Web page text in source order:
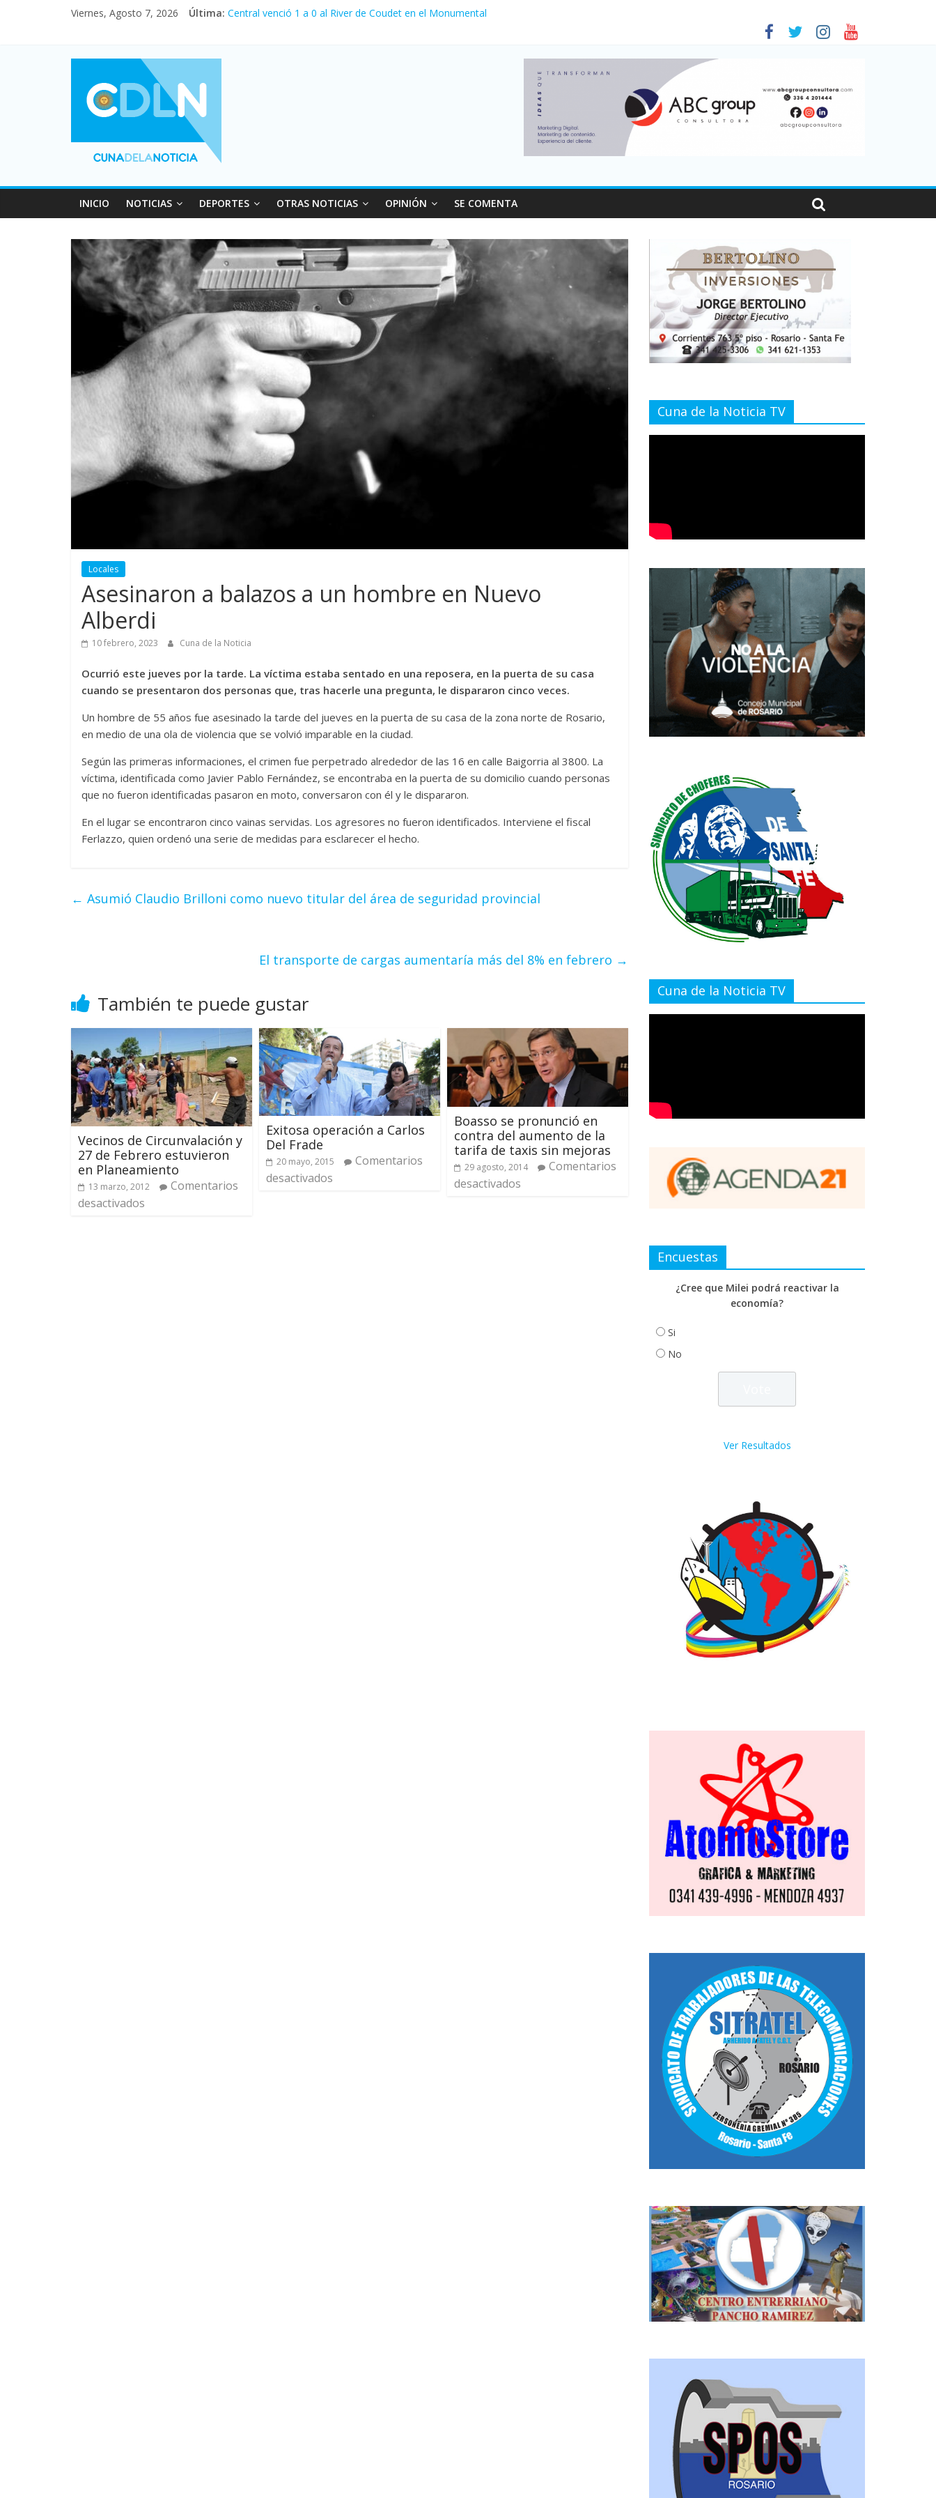
Viernes, Agosto 7, 2026 Última: Fuerte caída de la venta de autos usados en julio: bajó un 12,6% interanual
Desde que asumió Milei cerraron 41.000 kioscos: el sector denuncia crisis como en 2001
Vacaciones de invierno con más movimiento y consumo turístico: 4,6 millones de personas viajaron por el país, un 5,9% más que en 2025
INICIO NOTICIAS DEPORTES OTRAS NOTICIAS OPINIÓN SE COMENTA
Locales
Asesinaron a balazos a un hombre en Nuevo
Alberdi
10 febrero, 2023 Cuna de la Noticia
Ocurrió este jueves por la tarde. La víctima estaba sentado en una reposera, en la puerta de su casa
cuando se presentaron dos personas que, tras hacerle una pregunta, le dispararon cinco veces.
Un hombre de 55 años fue asesinado la tarde del jueves en la puerta de su casa de la zona norte de Rosario,
en medio de una ola de violencia que se volvió imparable en la ciudad.
Según las primeras informaciones, el crimen fue perpetrado alrededor de las 16 en calle Baigorria al 3800. La
víctima, identificada como Javier Pablo Fernández, se encontraba en la puerta de su domicilio cuando personas
que no fueron identificadas pasaron en moto, conversaron con él y le dispararon.
En el lugar se encontraron cinco vainas servidas. Los agresores no fueron identificados. Interviene el fiscal
Ferlazzo, quien ordenó una serie de medidas para esclarecer el hecho.
← Asumió Claudio Brilloni como nuevo titular del área de seguridad provincial
El transporte de cargas aumentaría más del 8% en febrero →
También te puede gustar
Vecinos de Circunvalación y
27 de Febrero estuvieron
en Planeamiento
13 marzo, 2012
Comentarios
desactivados
Exitosa operación a Carlos
Del Frade
20 mayo, 2015
Comentarios
desactivados
Boasso se pronunció en
contra del aumento de la
tarifa de taxis sin mejoras
29 agosto, 2014
Comentarios
desactivados
Cuna de la Noticia TV
Cuna de la Noticia TV
Encuestas
¿Cree que Milei podrá reactivar la
economía?
Si
No
Ver Resultados